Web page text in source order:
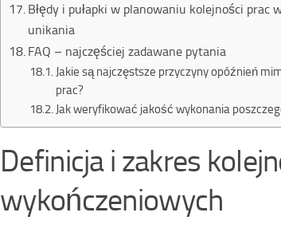
Błędy i pułapki w planowaniu kolejności prac
unikania
FAQ – najczęściej zadawane pytania
Jakie są najczęstsze przyczyny opóźnień
prac?
Jak weryfikować jakość wykonania
Definicja i zakres
wykończeniowych